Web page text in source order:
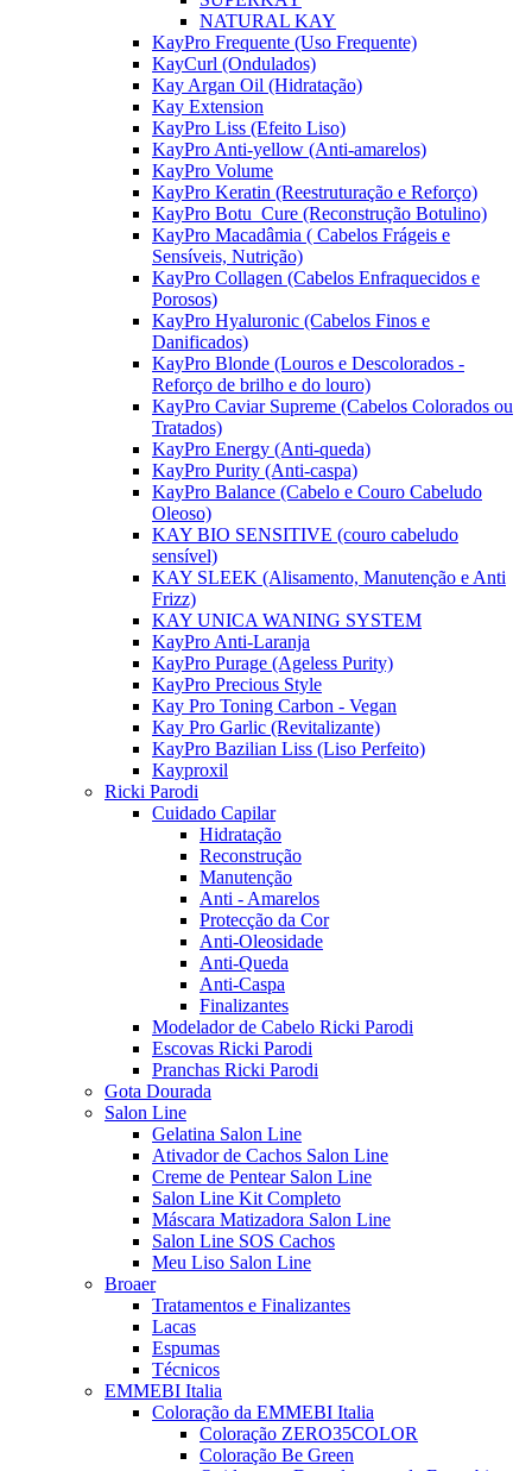
NATURAL KAY
KayPro Frequente (Uso Frequente)
KayCurl (Ondulados)
Kay Argan Oil (Hidratação)
Kay Extension
KayPro Liss (Efeito Liso)
KayPro Anti-yellow (Anti-amarelos)
KayPro Volume
KayPro Keratin (Reestruturação e Reforço)
KayPro Botu_Cure (Reconstrução Botulino)
KayPro Macadâmia ( Cabelos Frágeis e
Sensíveis, Nutrição)
KayPro Collagen (Cabelos Enfraquecidos e
Porosos)
KayPro Hyaluronic (Cabelos Finos e
Danificados)
KayPro Blonde (Louros e Descolorados -
Reforço de brilho e do louro)
KayPro Caviar Supreme (Cabelos Colorados ou
Tratados)
KayPro Energy (Anti-queda)
KayPro Purity (Anti-caspa)
KayPro Balance (Cabelo e Couro Cabeludo
Oleoso)
KAY BIO SENSITIVE (couro cabeludo
sensível)
KAY SLEEK (Alisamento, Manutenção e Anti
Frizz)
KAY UNICA WANING SYSTEM
KayPro Anti-Laranja
KayPro Purage (Ageless Purity)
KayPro Precious Style
Kay Pro Toning Carbon - Vegan
Kay Pro Garlic (Revitalizante)
KayPro Bazilian Liss (Liso Perfeito)
Kayproxil
Ricki Parodi
Cuidado Capilar
Hidratação
Reconstrução
Manutenção
Anti - Amarelos
Protecção da Cor
Anti-Oleosidade
Anti-Queda
Anti-Caspa
Finalizantes
Modelador de Cabelo Ricki Parodi
Escovas Ricki Parodi
Pranchas Ricki Parodi
Gota Dourada
Salon Line
Gelatina Salon Line
Ativador de Cachos Salon Line
Creme de Pentear Salon Line
Salon Line Kit Completo
Máscara Matizadora Salon Line
Salon Line SOS Cachos
Meu Liso Salon Line
Broaer
Tratamentos e Finalizantes
Lacas
Espumas
Técnicos
EMMEBI Italia
Coloração da EMMEBI Italia
Coloração ZERO35COLOR
Coloração Be Green